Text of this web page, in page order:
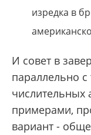
изредка в
И совет в
параллельно
числительных
примерами,
вариант -